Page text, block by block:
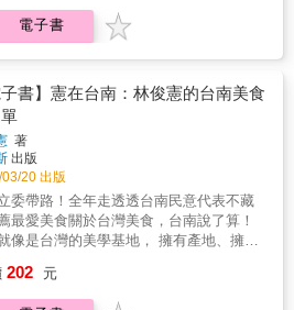
吉」入手連台南人都甘願排隊的羅宋麵
學會裏台南必備的飯桌點菜技巧！ ◤編
◢ 台南擁有令人再三回味，難以抽身的
。 從巷弄間飄散的小吃香氣，到古樸優雅
市風貌， 在忙不迭的品嘗之間，終於學會
步、細細體驗。 旅人尚未離開，卻已經
來訪。 ◤關於設計◢ ╣封面內文
謝捲子@誠美作，IG：@cheng_made ╣
圖繪製：陳宛昀，IG：@wanyun_4cats
興。 ●搭乘台灣好行，吃喝玩樂
有 台灣好行沿途景點包羅萬象，尋覓人氣
打卡熱點、五感體驗，與小動物互動，
探索博物館與自然祕境，讓你暢玩無阻。
分享口碑最佳的人氣景點與新興玩法，
內行人才知道的乘車撇步，讓你不用開
行CP傎高，路線遍及台灣本島和離島，有
一直上台東金剛大道的巴士、票價12元
車更接近壽山動物園的高雄56號公車，
一整天最多僅600多元的東部各路線，南
卡499元三日任搭10條線的好康組合，經
，是小資旅人的夢幻選擇。 ●搭乘台灣
輕鬆深入在地遊 從基隆北海岸到離島，
行串連車站與各大景點，一車直達。部
還有導覽員同行解說，不必跟團，也能
受深度旅遊的豐富體驗。無論是一人獨
電子書
子書】憲在台南：林俊憲的台南美食
著
出版
20 出版
委帶路！全年走透透台南民意代表不藏
最愛美食關於台灣美食，台南說了算！
像是台灣的美學基地， 擁有產地、擁有
民美食。台南美食與慢生活總是攫取人
個城市蘊含著獨有的根基，也因為對於
202 元